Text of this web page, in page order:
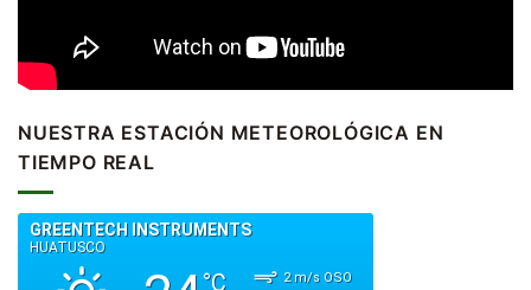
NUESTRA ESTACIÓN METEOROLÓGICA EN
TIEMPO REAL